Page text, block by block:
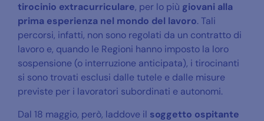
tirocinio extracurriculare, per lo più giovani alla
prima esperienza nel mondo del lavoro. Tali
percorsi, infatti, non sono regolati da un contratto di
lavoro e, quando le Regioni hanno imposto la loro
sospensione (o interruzione anticipata), i tirocinanti
si sono trovati esclusi dalle tutele e dalle misure
previste per i lavoratori subordinati e autonomi.
Dal 18 maggio, però, laddove il soggetto ospitante